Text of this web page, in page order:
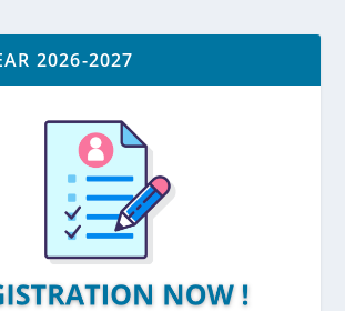
2026-2027